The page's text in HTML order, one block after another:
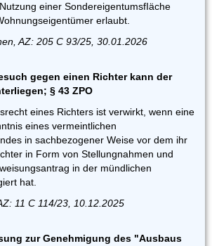
einer SondereigentumsfIäche
erlaubt.
AZ: 205 C 93/25, 30.01.2026
gegen einen Richter kann der
§ 43 ZPO
eines Richters ist verwirkt, wenn eine
eines vermeintlichen
in sachbezogener Weise vor dem ihr
in Form von Stellungnahmen und
in der mündlichen
hat.
11 C 114/23, 10.12.2025
zur Genehmigung des "Ausbaus